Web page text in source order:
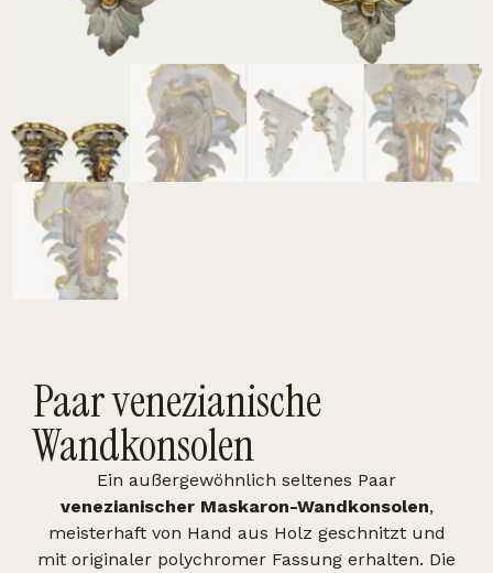
Paar venezianische
Wandkonsolen
Ein außergewöhnlich seltenes Paar
venezianischer Maskaron-Wandkonsolen,
meisterhaft von Hand aus Holz geschnitzt und
mit originaler polychromer Fassung erhalten. Die